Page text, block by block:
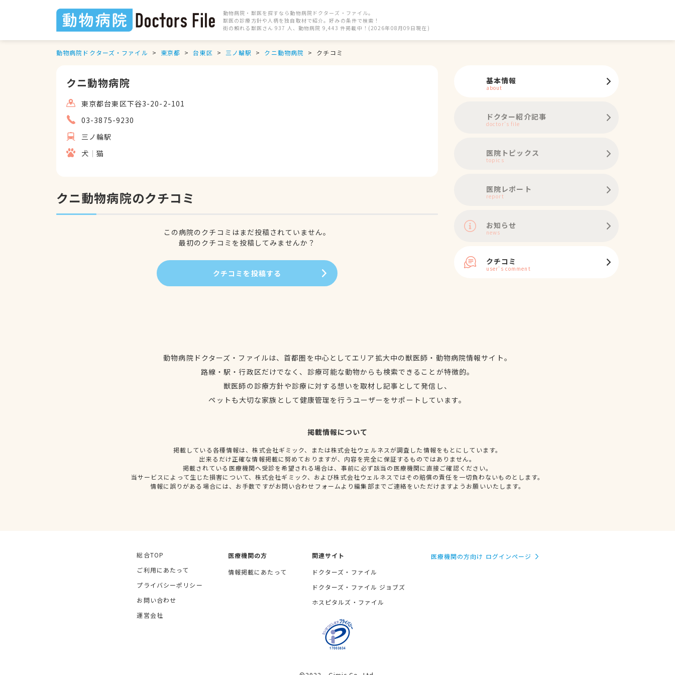
動物病院・獣医を探すなら動物病院ドクターズ・ファイル。
獣医の診療方針や人柄を独自取材で紹介。好みの条件で検索！
街の頼れる獣医さん 937 人、動物病院 9,443 件掲載中！(2026年08月09日現在)
動物病院ドクターズ・ファイル 東京都 台東区 三ノ輪駅 クニ動物病院 クチコミ
クニ動物病院
東京都台東区下谷3-20-2-101
03-3875-9230
三ノ輪駅
犬
猫
クニ動物病院のクチコミ
この病院のクチコミはまだ投稿されていません。
最初のクチコミを投稿してみませんか？
クチコミを投稿する
基本情報
about
ドクター紹介記事
doctor's file
医院トピックス
topics
医院レポート
report
お知らせ
news
クチコミ
user's comment
動物病院ドクターズ・ファイルは、首都圏を中心としてエリア拡大中の獣医師・動物病院情報サイト。
路線・駅・行政区だけでなく、診療可能な動物からも検索できることが特徴的。
獣医師の診療方針や診療に対する想いを取材し記事として発信し、
ペットも大切な家族として健康管理を行うユーザーをサポートしています。
掲載情報について
掲載している各種情報は、株式会社ギミック、または株式会社ウェルネスが調査した情報をもとにしています。
出来るだけ正確な情報掲載に努めておりますが、内容を完全に保証するものではありません。
掲載されている医療機関へ受診を希望される場合は、事前に必ず該当の医療機関に直接ご確認ください。
当サービスによって生じた損害について、株式会社ギミック、および株式会社ウェルネスではその賠償の責任を一切負わないものとします。
情報に誤りがある場合には、お手数ですがお問い合わせフォームより編集部までご連絡をいただけますようお願いいたします。
総合TOP
ご利用にあたって
プライバシーポリシー
お問い合わせ
運営会社
医療機関の方
情報掲載にあたって
関連サイト
ドクターズ・ファイル
ドクターズ・ファイル ジョブズ
ホスピタルズ・ファイル
医療機関の方向け ログインページ